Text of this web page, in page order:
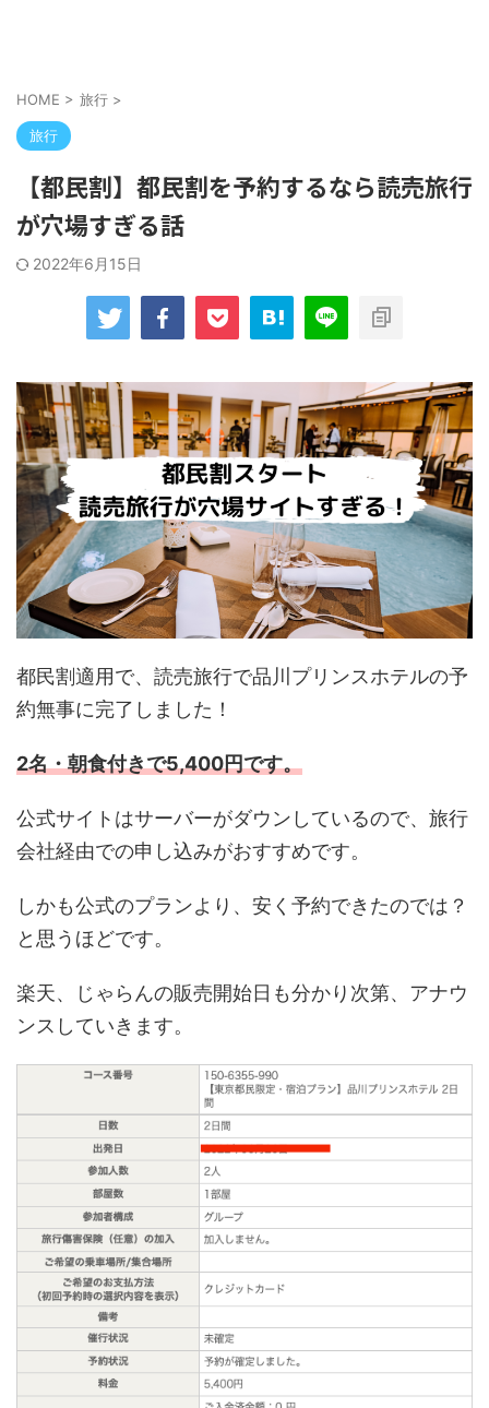
HOME > 旅行 >
旅行
【都民割】都民割を予約するなら読売旅行
が穴場すぎる話
2022年6月15日
都民割適用で、読売旅行で品川プリンスホテルの予
約無事に完了しました！
2名・朝食付きで5,400円です。
公式サイトはサーバーがダウンしているので、旅行
会社経由での申し込みがおすすめです。
しかも公式のプランより、安く予約できたのでは？
と思うほどです。
楽天、じゃらんの販売開始日も分かり次第、アナウ
ンスしていきます。